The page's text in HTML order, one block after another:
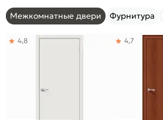
Межкомнатные двери Фурнитура
4,8 4,7